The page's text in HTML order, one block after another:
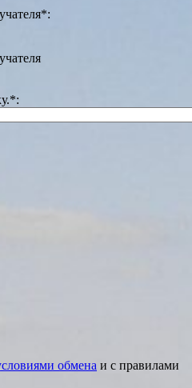
*:
*:
обмена и с правилами